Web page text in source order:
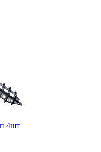
4шт